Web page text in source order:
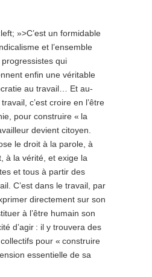
»>C’est un formidable
et l’ensemble
qui
enfin une véritable
au travail… Et au-
c’est croire en l’être
pour construire « la
devient citoyen.
le droit à la parole, à
à la vérité, et exige la
et tous à partir des
C’est dans le travail, par
directement sur son
à l’être humain son
d’agir : il y trouvera des
pour « construire
essentielle de sa